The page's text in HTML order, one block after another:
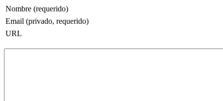
Nombre (requerido)
Email (privado, requerido)
URL